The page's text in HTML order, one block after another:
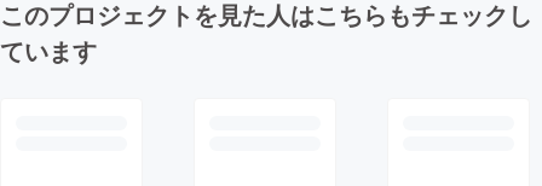
このプロジェクトを見た人はこちらもチェックし
ています